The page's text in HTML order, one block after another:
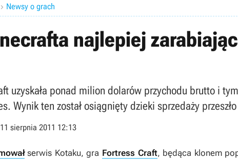
 Newsy o grach
najlepiej
uzyskała ponad milion dolarów przychodu brutto i
Wynik ten został osiągnięty dzieki sprzedaży
11 sierpnia 2011 12:13
serwis Kotaku, gra Fortress Craft, będąca klonem